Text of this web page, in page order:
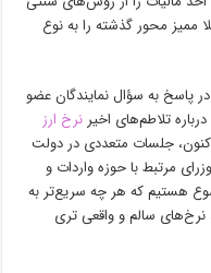
ممیز محور گذشته را به نوع
پاسخ به سؤال نمایندگان عضو
تلاطم‌های اخیرنرخ ارز
کنون، جلسات متعددی در دولت
مرتبط با حوزه واردات و
هستیم که هر چه سریع‌تر به
نرخ‌های سالم و واقعی تری